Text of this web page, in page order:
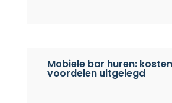
Mobiele bar huren:
voordelen uitgelegd